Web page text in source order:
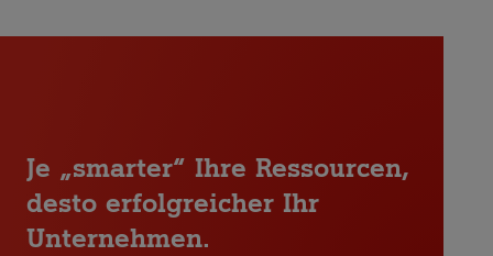
Je „smarter“ Ihre Ressourcen,
desto erfolgreicher Ihr
Unternehmen.